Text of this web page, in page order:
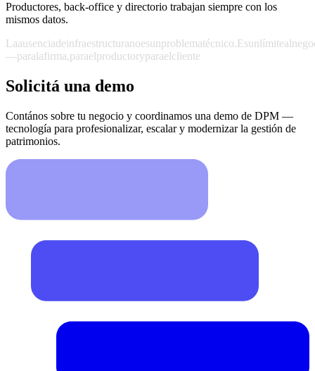
Productores, back-office y directorio trabajan siempre con los
mismos datos.
Laausenciadeinfraestructuranoesunproblematécnico.Esunlímiteal
—paralafirma,paraelproductoryparaelcliente
Solicitá una demo
Contános sobre tu negocio y coordinamos una demo de DPM —
tecnología para profesionalizar, escalar y modernizar la gestión de
patrimonios.